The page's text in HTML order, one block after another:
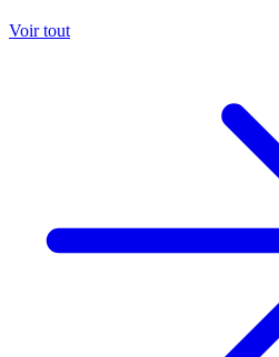
Voir tout